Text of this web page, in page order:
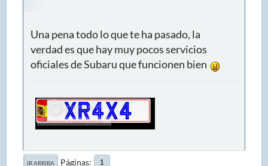
Una pena todo lo que te ha pasado, la
verdad es que hay muy pocos servicios
oficiales de Subaru que funcionen bien
IR ARRIBA Páginas 1